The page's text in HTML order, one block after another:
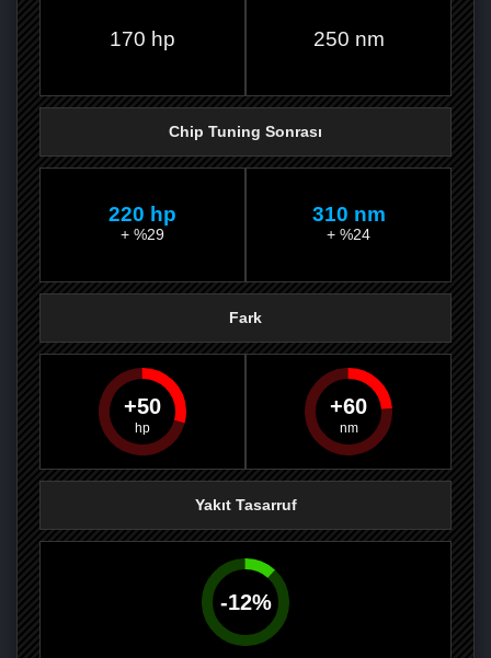
PAYLAŞPAYLAŞPLUS'TA
170 hp 250 nm
Chip Tuning Sonrası
220 hp
+ %29
310 nm
+ %24
Fark
50 60
Yakıt Tasarruf
-12%